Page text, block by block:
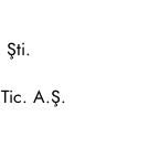
Şti.
A.Ş.